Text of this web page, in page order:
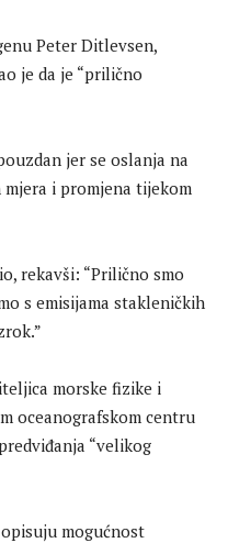
Peter Ditlevsen,
je da je “prilično
jer se oslanja na
i promjena tijekom
rekavši: “Prilično smo
s emisijama stakleničkih
morske fizike i
oceanografskom centru
“velikog
mogućnost